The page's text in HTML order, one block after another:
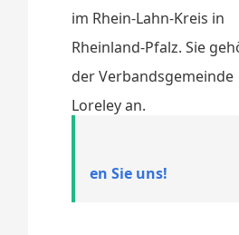
im Rhein-Lahn-Kreis in
Rheinland-Pfalz. Sie
der Verbandsgemeinde
Loreley an.
en Sie uns!